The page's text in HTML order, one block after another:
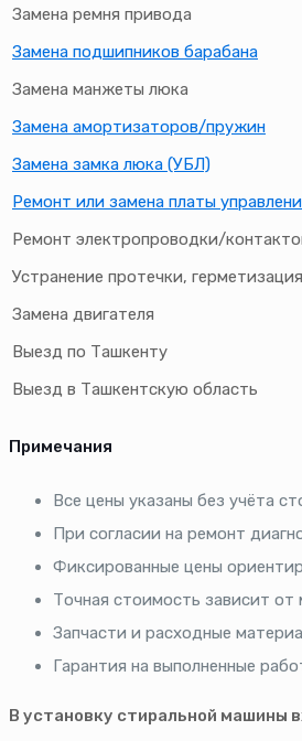
Замена ремня привода
Замена подшипников барабана
Замена манжеты люка
Замена амортизаторов/пружин
Замена замка люка (УБЛ)
Ремонт или замена платы
Ремонт электропроводки/
Устранение протечки, герметизация
Замена двигателя
Выезд по Ташкенту
Выезд в Ташкентскую область
Примечания
Все цены указаны без учёта
При согласии на ремонт
Фиксированные цены
Точная стоимость зависит
Запчасти и расходные
Гарантия на выполненные
В установку стиральной машины